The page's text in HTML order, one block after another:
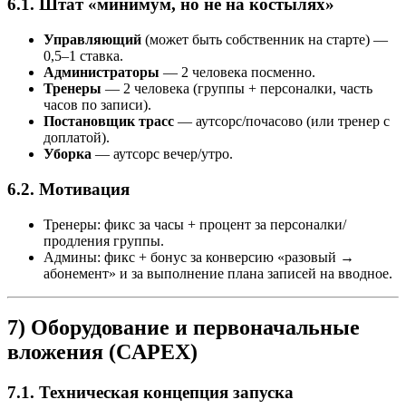
6.1. Штат «минимум, но не на костылях»
Управляющий (может быть собственник на старте) —
0,5–1 ставка.
Администраторы — 2 человека посменно.
Тренеры — 2 человека (группы + персоналки, часть
часов по записи).
Постановщик трасс — аутсорс/почасово (или тренер с
доплатой).
Уборка — аутсорс вечер/утро.
6.2. Мотивация
Тренеры: фикс за часы + процент за персоналки/
продления группы.
Админы: фикс + бонус за конверсию «разовый →
абонемент» и за выполнение плана записей на вводное.
7) Оборудование и первоначальные
вложения (CAPEX)
7.1. Техническая концепция запуска